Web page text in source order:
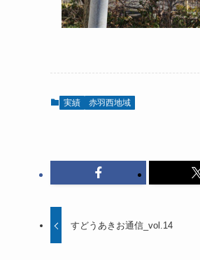
実績 赤羽西地域
すどうあきお通信_vol.14